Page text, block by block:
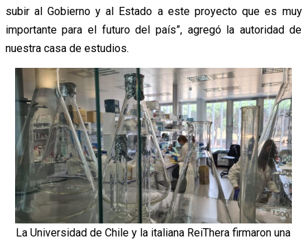
subir al Gobierno y al Estado a este proyecto que es muy
importante para el futuro del país”, agregó la autoridad de
nuestra casa de estudios.
La Universidad de Chile y la italiana ReiThera firmaron una